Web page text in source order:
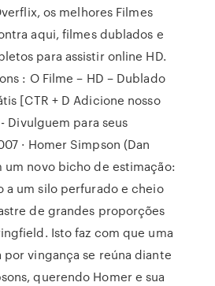
os melhores Filmes
aqui, filmes dublados e
para assistir online HD.
: O Filme – HD – Dublado
[CTR + D Adicione nosso
Divulguem para seus
· Homer Simpson (Dan
um novo bicho de estimação:
a um silo perfurado e cheio
de grandes proporções
Isto faz com que uma
vingança se reúna diante
querendo Homer e sua